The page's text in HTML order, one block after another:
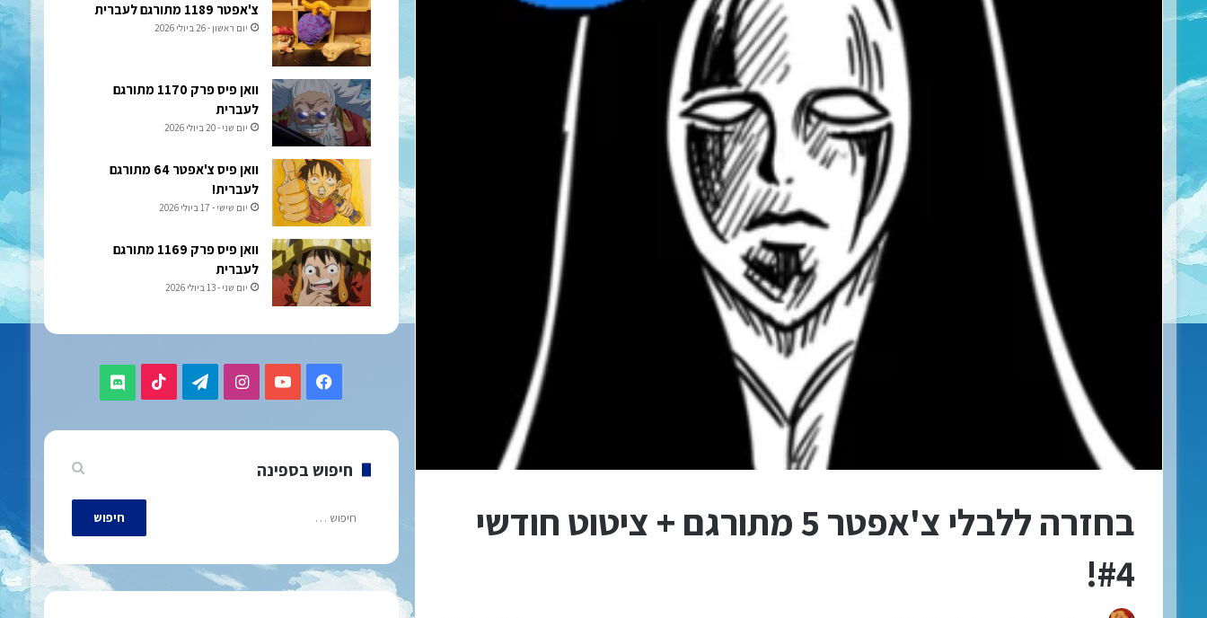
בחזרה ללבלי צ'אפטר 5 מתורגם + ציטוט חודשי
#4!
צ'אפטר 1189 מתורגם לעברית
יום ראשון - 26 ביולי 2026
וואן פיס פרק 1170 מתורגם
לעברית
יום שני - 20 ביולי 2026
וואן פיס צ'אפטר 64 מתורגם
לעברית!
יום שישי - 17 ביולי 2026
וואן פיס פרק 1169 מתורגם
לעברית
יום שני - 13 ביולי 2026
Facebook
YouTube
Instagram
Telegram
TikTok
Discord
חיפוש בספינה
חיפוש: